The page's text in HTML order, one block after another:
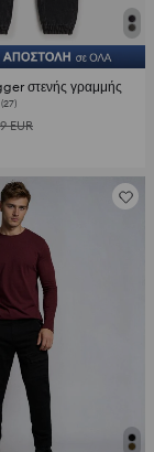
στενής γραμμής
(27)
EUR